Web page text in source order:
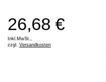
26,68 €
Inkl.MwSt.,
zzgl. Versandkosten